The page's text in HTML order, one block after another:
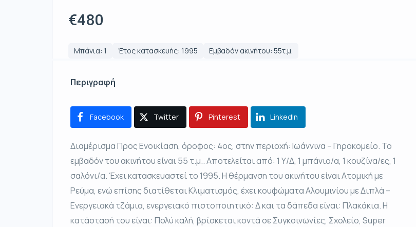
€480
Μπάνια: 1 Έτος κατασκευής: 1995 Εμβαδόν ακινήτου: 55τ.μ.
Περιγραφή
Facebook Twitter Pinterest LinkedIn
Διαμέρισμα Προς Ενοικίαση, όροφος: 4ος, στην περιοχή: Ιωάννινα – Γηροκομείο. Το
εμβαδόν του ακινήτου είναι 55 τ.μ.. Αποτελείται από: 1 Υ/Δ, 1 μπάνιο/α, 1 κουζίνα/ες, 1
σαλόνι/α. Έχει κατασκευαστεί το 1995. Η θέρμανση του ακινήτου είναι Ατομική με
Ρεύμα, ενώ επίσης διατίθεται Κλιματισμός, έχει κουφώματα Αλουμινίου με Διπλά –
Ενεργειακά τζάμια, ενεργειακό πιστοποιητικό: Δ και τα δάπεδα είναι: Πλακάκια. Η
κατάστασή του είναι: Πολύ καλή, βρίσκεται κοντά σε Συγκοινωνίες, Σχολείο, Super